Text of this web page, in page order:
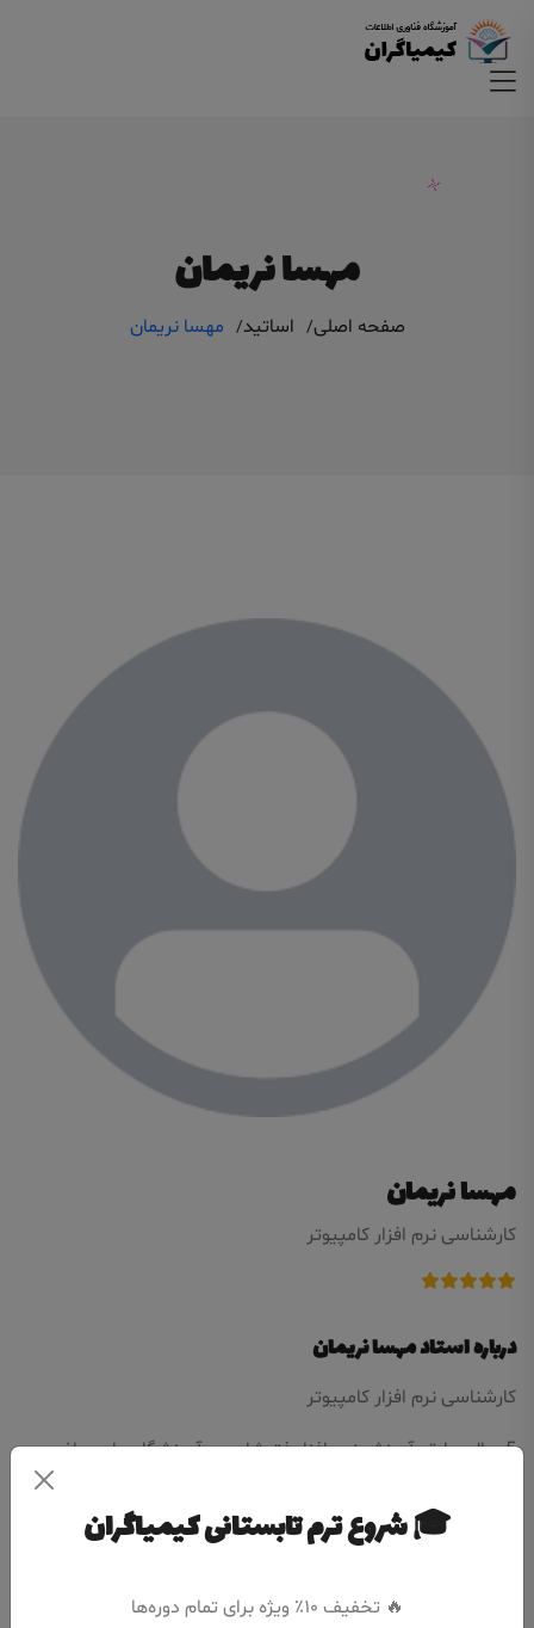
مهسا نریمان
صفحه اصلی اساتید مهسا نریمان
مهسا نریمان
کارشناسی نرم افزار کامپیوتر
درباره استاد مهسا نریمان
کارشناسی نرم افزار کامپیوتر
5 سال سابقه آموزش نرم افزار فتوشاپ در آموزشگاه های مراغه
Contact Me
پست الکترونیکی:narimanmrg@gmailcom
🎓 شروع ترم تابستانی کیمیاگران
🔥 تخفیف ۱۰٪ ویژه برای تمام دوره‌ها